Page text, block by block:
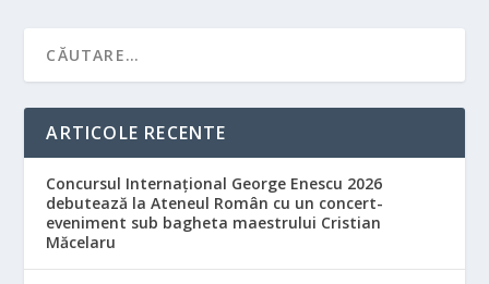
ARTICOLE RECENTE
Concursul Internațional George Enescu 2026
debutează la Ateneul Român cu un concert-
eveniment sub bagheta maestrului Cristian
Măcelaru